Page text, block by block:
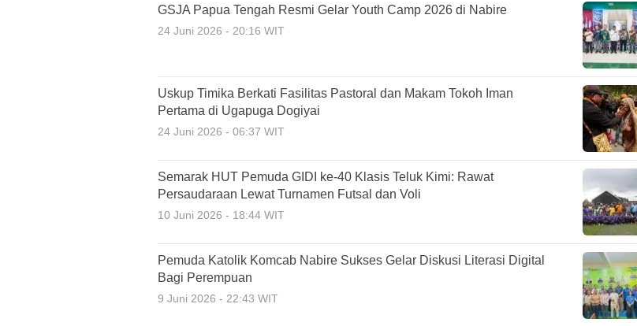
GSJA Papua Tengah Resmi Gelar Youth Camp 2026 di Nabire
24 Juni 2026 - 20:16 WIT
Uskup Timika Berkati Fasilitas Pastoral dan Makam Tokoh Iman
Pertama di Ugapuga Dogiyai
24 Juni 2026 - 06:37 WIT
Semarak HUT Pemuda GIDI ke-40 Klasis Teluk Kimi: Rawat
Persaudaraan Lewat Turnamen Futsal dan Voli
10 Juni 2026 - 18:44 WIT
Pemuda Katolik Komcab Nabire Sukses Gelar Diskusi Literasi Digital
Bagi Perempuan
9 Juni 2026 - 22:43 WIT